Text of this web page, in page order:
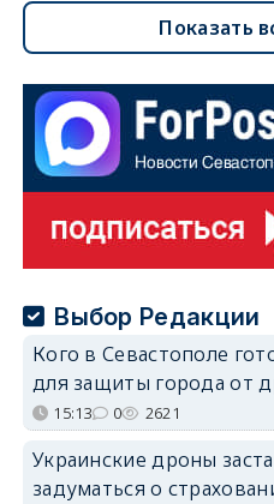
Показать
Выбор Редакции
Кого в Севастополе
для защиты города от
15:13 0 2621
Украинские дроны
задуматься о